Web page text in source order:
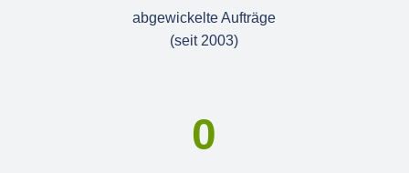
abgewickelte Aufträge
(seit 2003)
0